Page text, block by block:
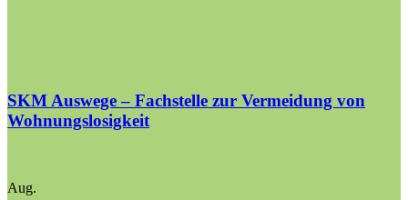
SKM Auswege – Fachstelle zur Vermeidung von
Wohnungslosigkeit
Aug.